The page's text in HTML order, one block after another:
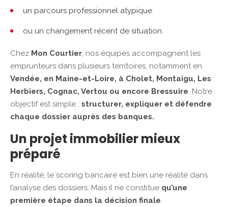
un parcours professionnel atypique
ou un changement récent de situation.
Chez Mon Courtier , nos équipes accompagnent les
emprunteurs dans plusieurs territoires, notamment en
Vendée, en Maine-et-Loire, à Cholet, Montaigu, Les
Herbiers, Cognac, Vertou ou encore Bressuire . Notre
objectif est simple : structurer, expliquer et défendre
chaque dossier auprès des banques.
Un projet immobilier mieux
préparé
En réalité, le scoring bancaire est bien une réalité dans
l’analyse des dossiers. Mais il ne constitue qu’une
première étape dans la décision finale.